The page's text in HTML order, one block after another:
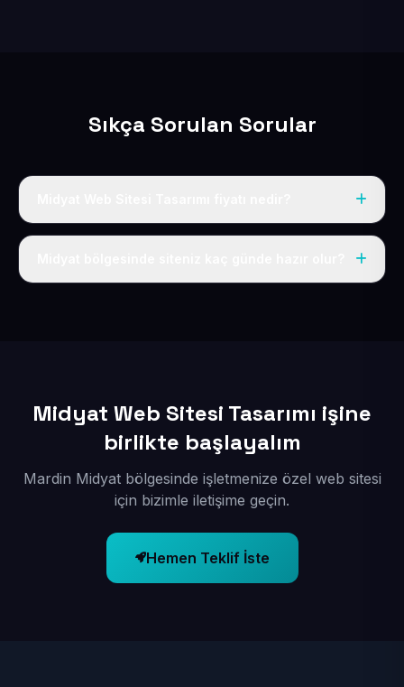
Sıkça Sorulan Sorular
Tek fiyat uygulanır: yıllık 50 USD + KDV. Bu bedele alan
Midyat Web Sitesi Tasarımı işine
birlikte başlayalım
Mardin Midyat bölgesinde işletmenize özel web sitesi
için bizimle iletişime geçin.
Hemen Teklif İste